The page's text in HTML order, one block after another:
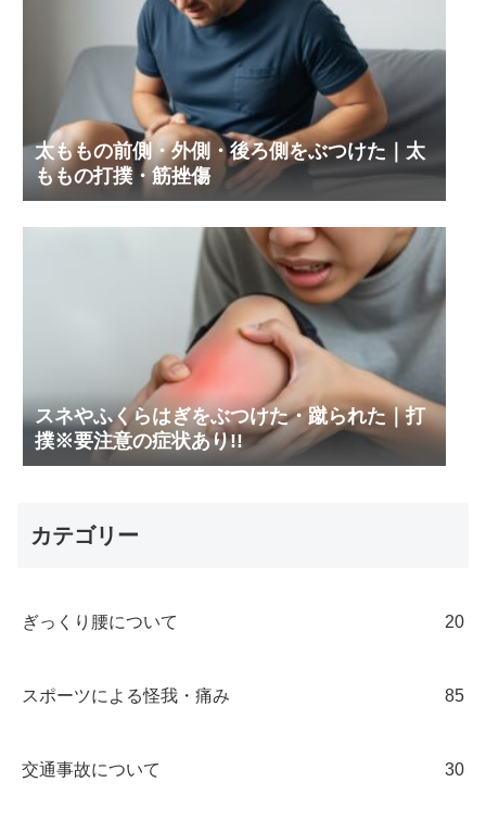
太ももの前側・外側・後ろ側をぶつけた｜太
ももの打撲・筋挫傷
スネやふくらはぎをぶつけた・蹴られた｜打
撲※要注意の症状あり!!
カテゴリー
ぎっくり腰について 20
スポーツによる怪我・痛み 85
交通事故について 30